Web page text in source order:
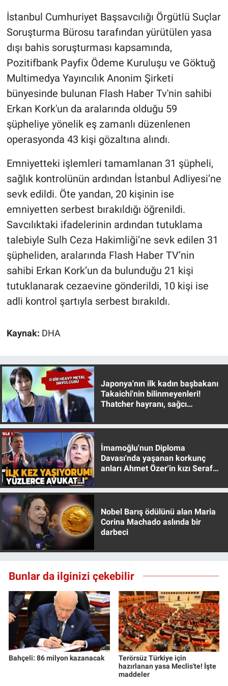
İstanbul Cumhuriyet Başsavcılığı Örgütlü Suçlar
Soruşturma Bürosu tarafından yürütülen yasa
dışı bahis soruşturması kapsamında,
Pozitifbank Payfix Ödeme Kuruluşu ve Göktuğ
Multimedya Yayıncılık Anonim Şirketi
bünyesinde bulunan Flash Haber Tv'nin sahibi
Erkan Kork'un da aralarında olduğu 59
şüpheliye yönelik eş zamanlı düzenlenen
operasyonda 43 kişi gözaltına alındı.
Emniyetteki işlemleri tamamlanan 31 şüpheli,
sağlık kontrolünün ardından İstanbul Adliyesi’ne
sevk edildi. Öte yandan, 20 kişinin ise
emniyetten serbest bırakıldığı öğrenildi.
Savcılıktaki ifadelerinin ardından tutuklama
talebiyle Sulh Ceza Hakimliği’ne sevk edilen 31
şüpheliden, aralarında Flash Haber TV’nin
sahibi Erkan Kork’un da bulunduğu 21 kişi
tutuklanarak cezaevine gönderildi, 10 kişi ise
adli kontrol şartıyla serbest bırakıldı.
Kaynak: DHA
Japonya'nın ilk kadın başbakanı
Takaichi'nin bilinmeyenleri!
Thatcher hayranı, sağcı
İmamoğlu'nun Diploma
Davası'nda yaşanan korkunç
anları Ahmet Özer'in kızı Seraf
Nobel Barış ödülünü alan Maria
Corina Machado aslında bir
darbeci
Bunlar da ilginizi çekebilir
Bahçeli: 86 milyon kazanacak
Terörsüz Türkiye için
hazırlanan yasa Meclis'te! İşte
maddeler
Gündem Özel
Günün görüntüsü
Haber
İlan
Kimdir
Kültür Sanat
Ne demişti
Popüler
Programlar
Spor
Teknoloji
Türkiye'nin Geleceği
Türkiye'nin Gündemi
Yerel Gündem
Yerel Yaşam
Canlı Yayın